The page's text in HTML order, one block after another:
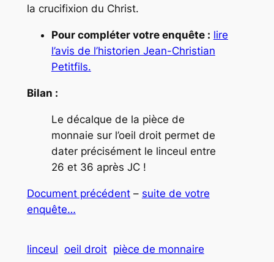
la crucifixion du Christ.
Pour compléter votre enquête : lire
l’avis de l’historien Jean-Christian
Petitfils.
Bilan :
Le décalque de la pièce de
monnaie sur l’oeil droit permet de
dater précisément le linceul entre
26 et 36 après JC !
Document précédent– suite de votre
enquête…
linceul oeil droit pièce de monnaire